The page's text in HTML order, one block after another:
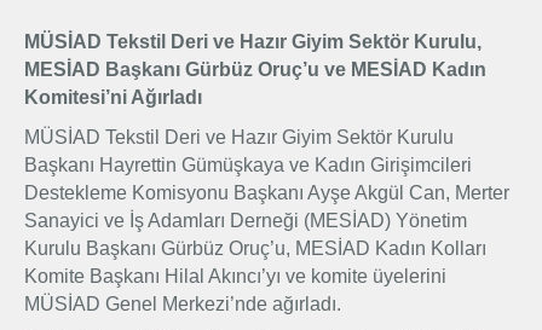
Üyelik
E-İşlemler
İletişim Hakkımızda Galeri
MÜSİAD Tekstil Deri ve Hazır Giyim Sektör Kurulu,
MESİAD Başkanı Gürbüz Oruç’u ve MESİAD Kadın
Komitesi’ni Ağırladı
MÜSİAD Tekstil Deri ve Hazır Giyim Sektör Kurulu
Başkanı Hayrettin Gümüşkaya ve Kadın Girişimcileri
Destekleme Komisyonu Başkanı Ayşe Akgül Can, Merter
Sanayici ve İş Adamları Derneği (MESİAD) Yönetim
Kurulu Başkanı Gürbüz Oruç’u, MESİAD Kadın Kolları
Komite Başkanı Hilal Akıncı’yı ve komite üyelerini
MÜSİAD Genel Merkezi’nde ağırladı.